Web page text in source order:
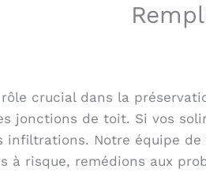
crucial dans la
jonctions de toit. Si vos
infiltrations. Notre équipe
à risque, remédions aux